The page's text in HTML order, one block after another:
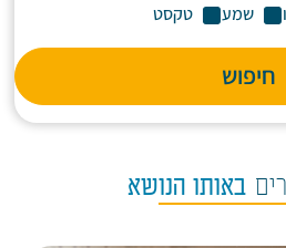
שמע טקסט
חיפוש
באותו הנושא